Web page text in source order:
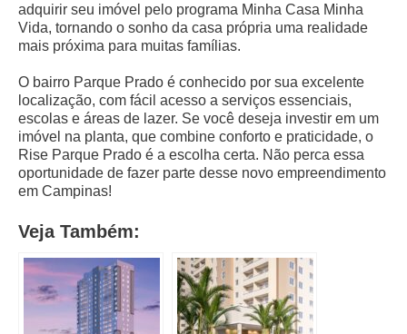
adquirir seu imóvel pelo programa Minha Casa Minha
Vida, tornando o sonho da casa própria uma realidade
mais próxima para muitas famílias.
O bairro Parque Prado é conhecido por sua excelente
localização, com fácil acesso a serviços essenciais,
escolas e áreas de lazer. Se você deseja investir em um
imóvel na planta, que combine conforto e praticidade, o
Rise Parque Prado é a escolha certa. Não perca essa
oportunidade de fazer parte desse novo empreendimento
em Campinas!
Veja Também: